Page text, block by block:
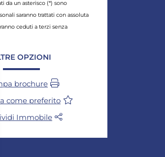
da un asterisco (*) sono
saranno trattati con assoluta
ceduti a terzi senza
OPZIONI
brochure
come preferito
Immobile